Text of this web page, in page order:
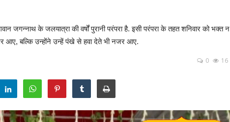
जगन्नाथ के जलयात्रा की वर्षों पुरानी परंपरा है. इसी परंपरा के तहत शनिवार को भक्त न
आए, बल्कि उन्होंने उन्हें पंखे से हवा देते भी नजर आए.
0 16